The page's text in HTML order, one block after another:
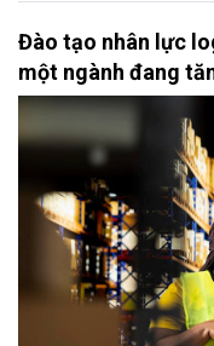
Đào tạo nhân lực
một ngành đang